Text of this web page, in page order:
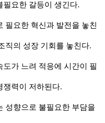
필요한 갈등이 생긴다.
필요한 혁신과 발전을 놓친
직의 성장 기회를 놓친다.
도가 느려 적응에 시간이 필
쟁력이 저하된다.
성향으로 불필요한 부담을